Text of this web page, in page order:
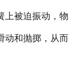
上被迫振动，物
动和抛掷，从而